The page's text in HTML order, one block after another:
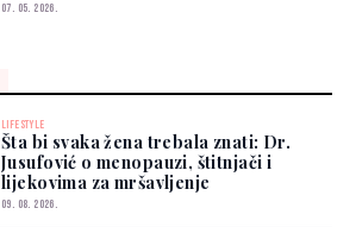
07. 05. 2026.
LIFESTYLE
Šta bi svaka žena trebala znati: Dr.
Jusufović o menopauzi, štitnjači i
lijekovima za mršavljenje
09. 08. 2026.